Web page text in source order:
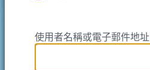
使用者名稱或電子郵件地址